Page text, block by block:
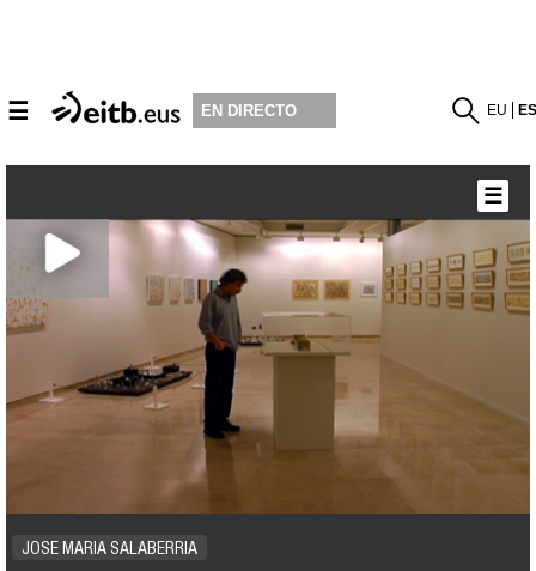
☰ EN DIRECTO EU
JOSE MARIA SALABERRIA
☰